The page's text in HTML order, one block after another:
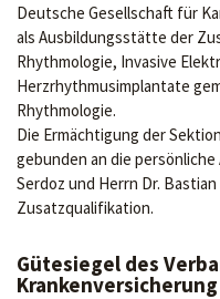
Deutsche Gesellschaft für
als Ausbildungsstätte der
Rhythmologie, Invasive
Herzrhythmusimplantate
Rhythmologie.
Die Ermächtigung der
gebunden an die persönliche
Serdoz und Herrn Dr.
Zusatzqualifikation.
Gütesiegel des
Krankenversicherung